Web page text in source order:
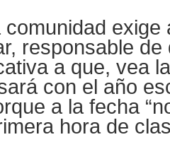
exige
responsable de
a que, vea
con el año
a la fecha
hora de